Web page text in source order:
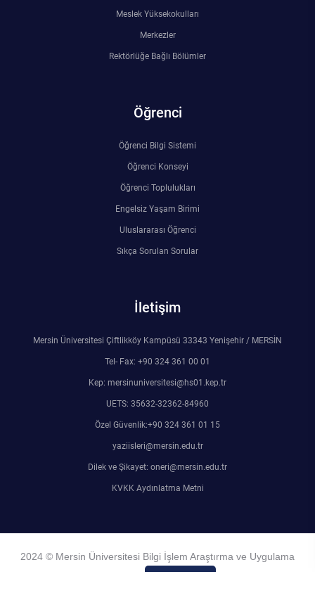
Meslek Yüksekokulları
Merkezler
Rektörlüğe Bağlı Bölümler
Öğrenci
Öğrenci Bilgi Sistemi
Öğrenci Konseyi
Öğrenci Toplulukları
Engelsiz Yaşam Birimi
Uluslararası Öğrenci
Sıkça Sorulan Sorular
İletişim
Mersin Üniversitesi Çiftlikköy Kampüsü 33343 Yenişehir / MERSİN
Tel- Fax: +90 324 361 00 01
Kep: mersinuniversitesi@hs01.kep.tr
UETS: 35632-32362-84960
Özel Güvenlik:+90 324 361 01 15
yaziisleri@mersin.edu.tr
Dilek ve Şikayet: oneri@mersin.edu.tr
KVKK Aydınlatma Metni
2024 © Mersin Üniversitesi Bilgi İşlem Araştırma ve Uygulama